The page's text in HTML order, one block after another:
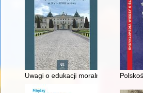
Uwagi o edukacji moralnej synów